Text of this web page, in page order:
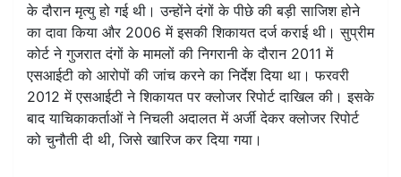
के दौरान मृत्यु हो गई थी। उन्होंने दंगों के पीछे की बड़ी साजिश होने
का दावा किया और 2006 में इसकी शिकायत दर्ज कराई थी। सुप्रीम
कोर्ट ने गुजरात दंगों के मामलों की निगरानी के दौरान 2011 में
एसआईटी को आरोपों की जांच करने का निर्देश दिया था। फरवरी
2012 में एसआईटी ने शिकायत पर क्लोजर रिपोर्ट दाखिल की। इसके
बाद याचिकाकर्ताओं ने निचली अदालत में अर्जी देकर क्लोजर रिपोर्ट
को चुनौती दी थी, जिसे खारिज कर दिया गया।